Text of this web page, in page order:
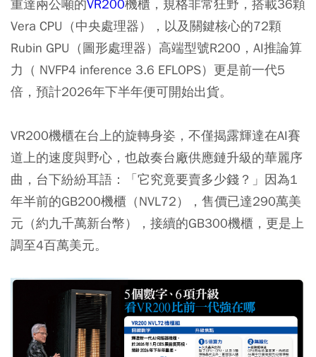
重達兩公噸的VR200機櫃，規格非常狂野，搭載36顆
Vera CPU（中央處理器），以及關鍵核心的72顆
Rubin GPU（圖形處理器）高端型號R200，AI推論算
力（ NVFP4 inference 3.6 EFLOPS）更是前一代5
倍，預計2026年下半年便可開始出貨。
VR200機櫃在台上的旋轉身姿，不僅揭露輝達在AI賽
道上的速度與野心，也啟奏台廠供應鏈升級的華麗序
曲，台下紛紛耳語：「它究竟要賣多少錢？」因為1
年半前的GB200機櫃（NVL72），售價已達290萬美
元（約九千萬新台幣），接續的GB300機櫃，更是上
調至4百萬美元。